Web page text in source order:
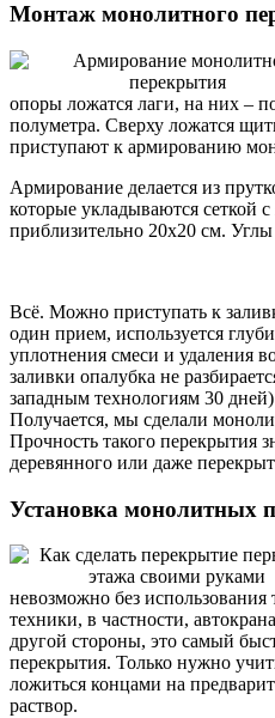
Монтаж монолитного
опоры ложатся лаги, на них –
полуметра. Сверху ложатся
приступают к армированию
Армирование делается из
которые укладываются сеткой
приблизительно 20х20 см.
Всё. Можно приступать к
один прием, используется
уплотнения смеси и удаления
заливки опалубка не
западным технологиям 30
Получается, мы сделали
Прочность такого перекрытия
деревянного или даже
Установка монолитных
невозможно без использования
техники, в частности,
другой стороны, это самый
перекрытия. Только нужно
ложиться концами на
раствор.